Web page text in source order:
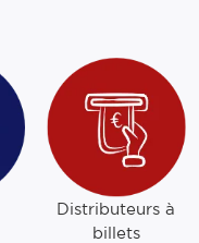
Distributeurs à
billets